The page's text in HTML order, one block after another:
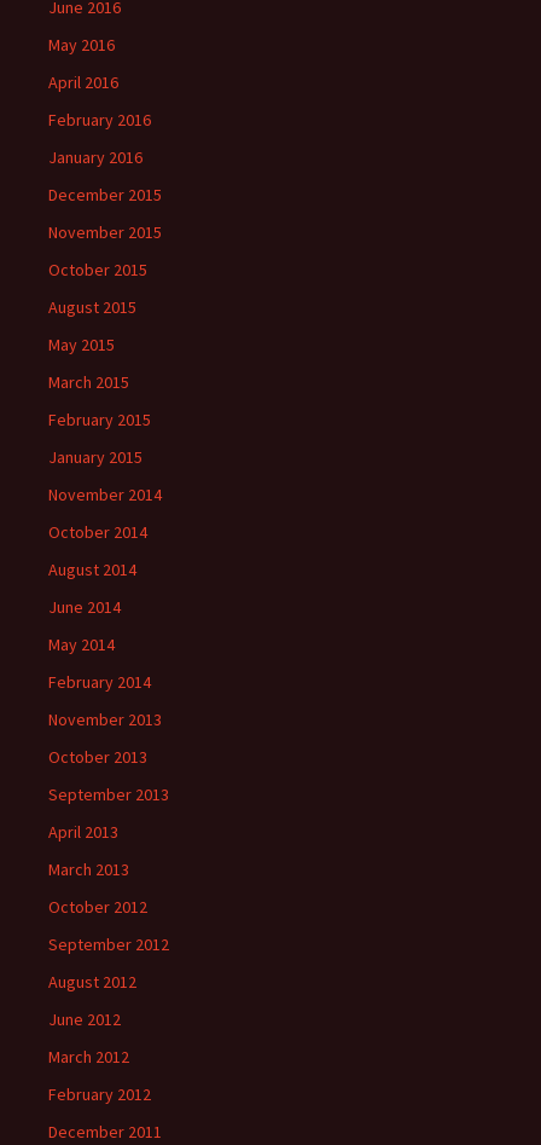
June 2016
May 2016
April 2016
February 2016
January 2016
December 2015
November 2015
October 2015
August 2015
May 2015
March 2015
February 2015
January 2015
November 2014
October 2014
August 2014
June 2014
May 2014
February 2014
November 2013
October 2013
September 2013
April 2013
March 2013
October 2012
September 2012
August 2012
June 2012
March 2012
February 2012
December 2011